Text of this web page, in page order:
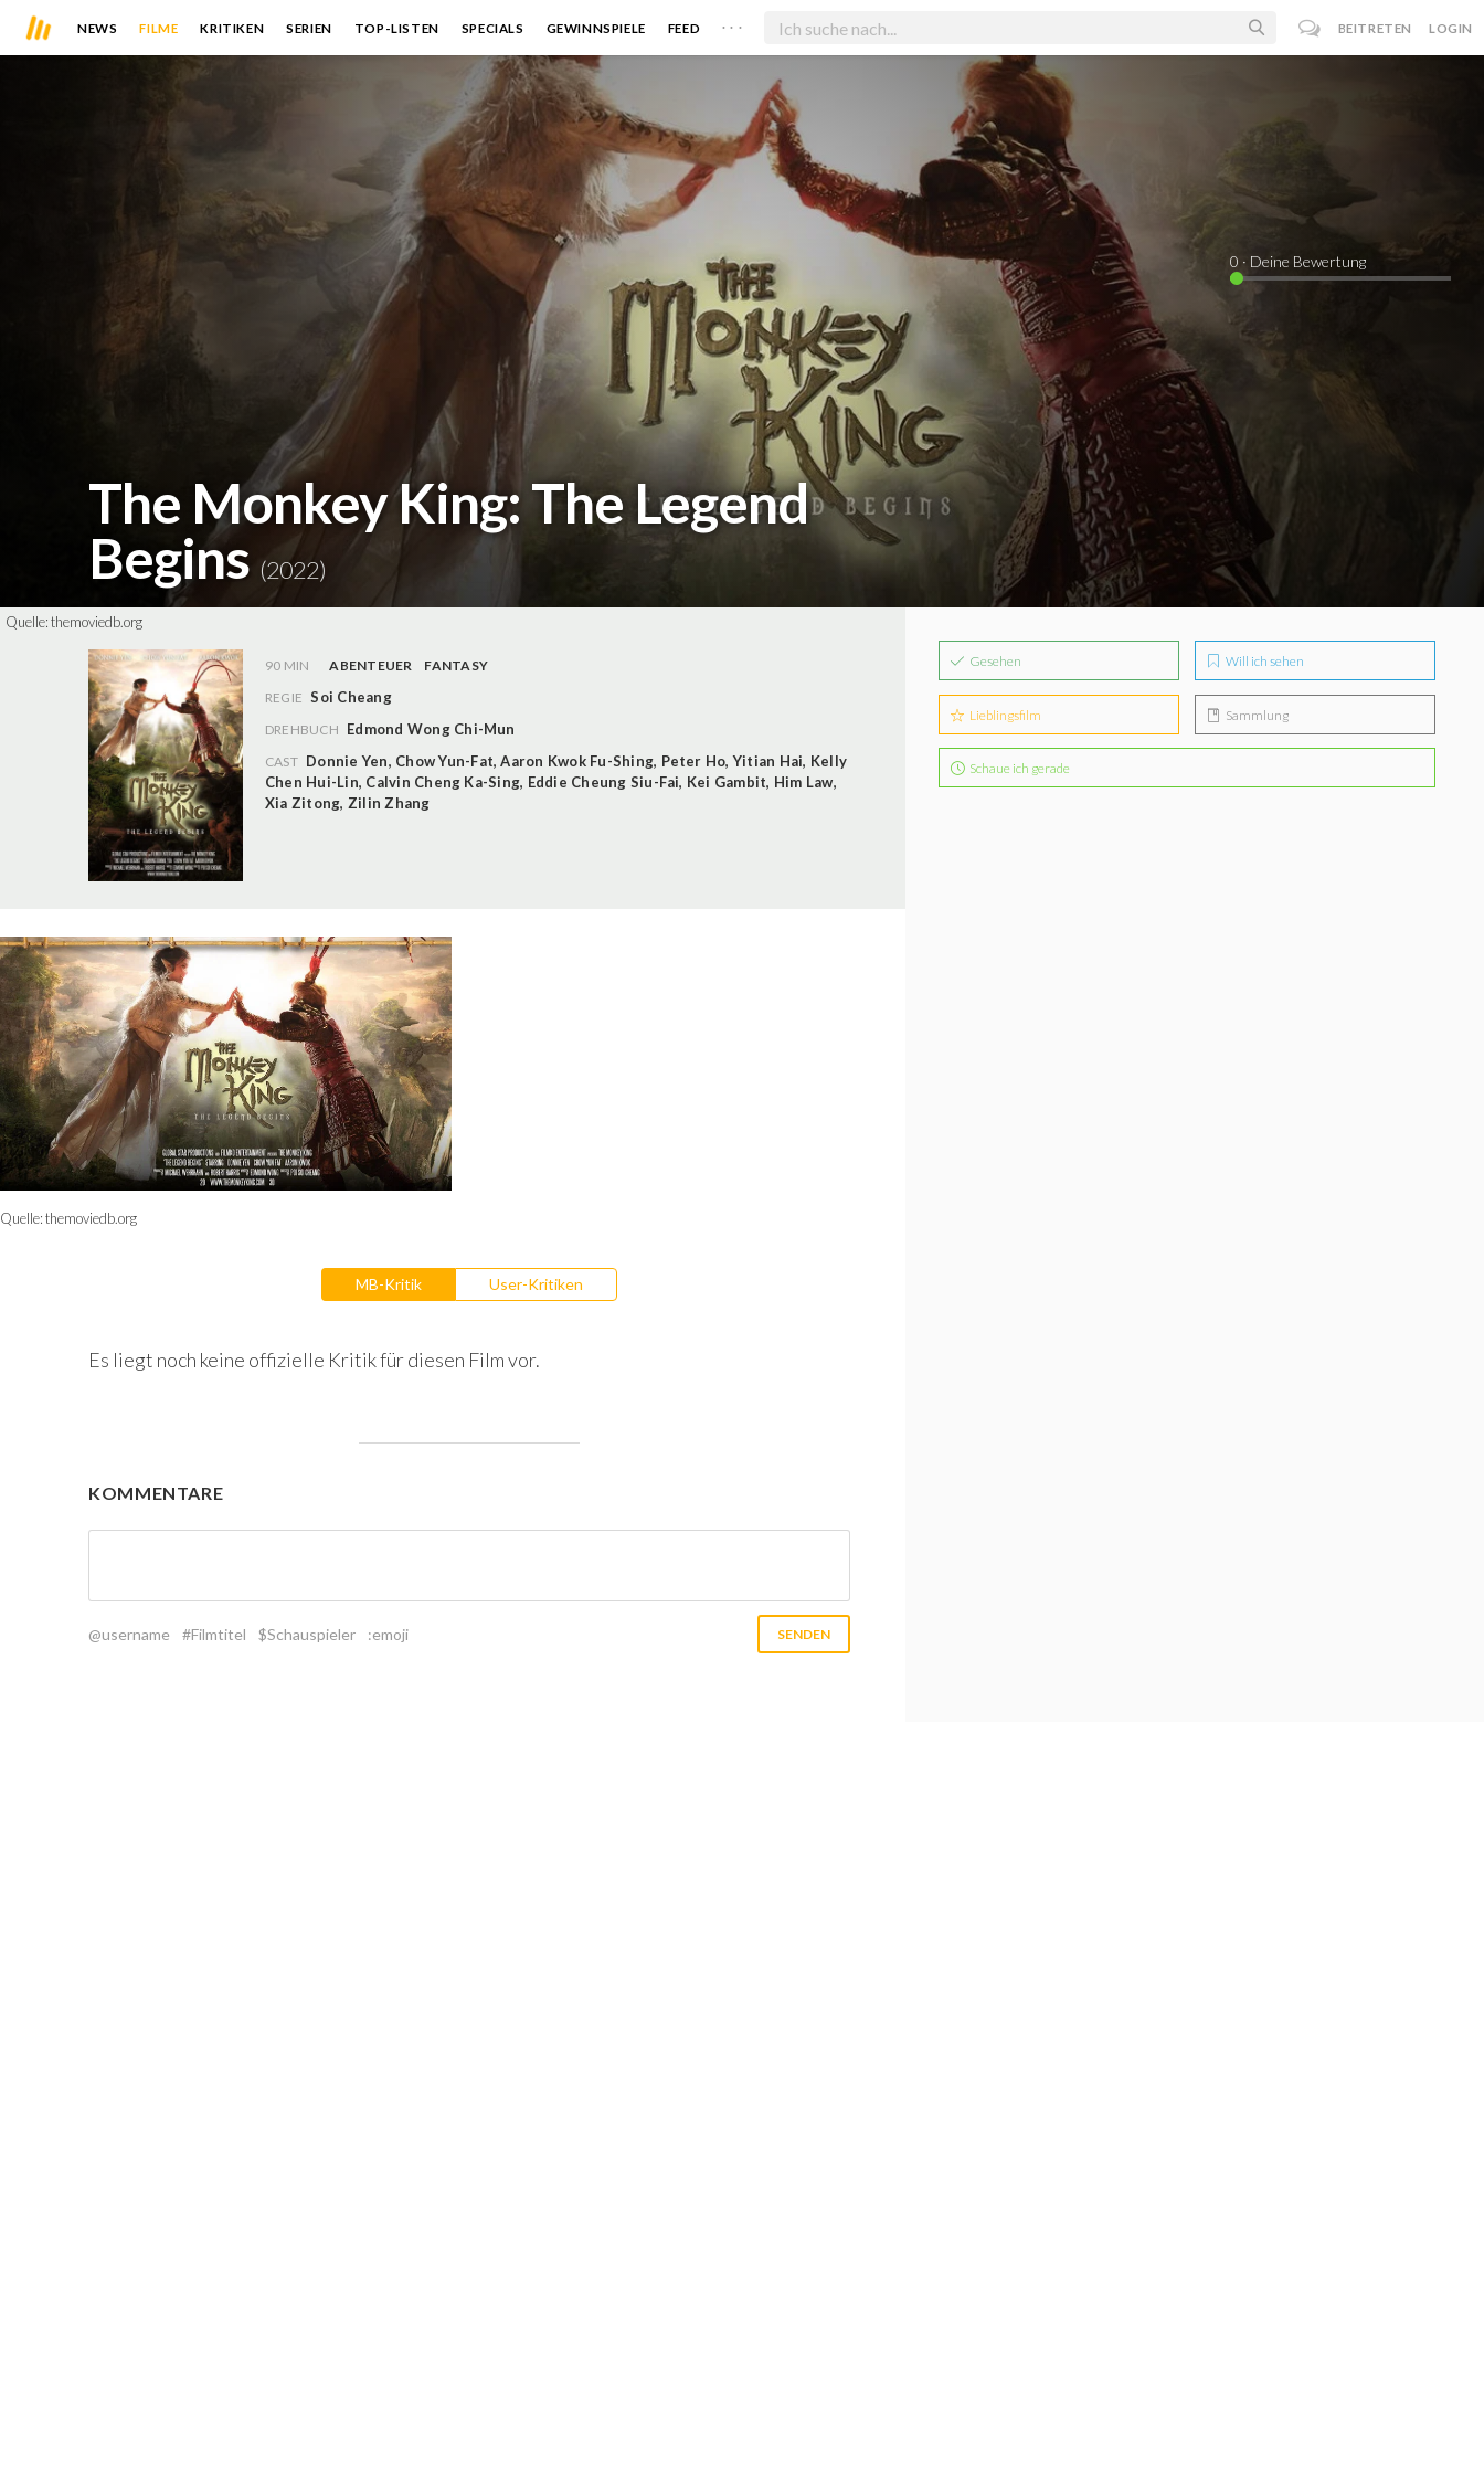
NEWS FILME KRITIKEN SERIEN TOP-LISTEN SPECIALS GEWINNSPIELE FEED . . . BEITRETEN LOGIN
The Monkey King: The Legend
Begins (2022)
0 · Deine Bewertung
Quelle:themoviedb.org
90 MIN ABENTEUER
FANTASY
REGIE Soi Cheang
DREHBUCH Edmond Wong Chi-Mun
CAST Donnie Yen, Chow Yun-Fat,Aaron Kwok Fu-Shing, Peter Ho,Yitian Hai, Kelly
Chen Hui-Lin, Calvin Cheng Ka-Sing, Eddie Cheung Siu-Fai, Kei Gambit, Him Law,
Xia Zitong, Zilin Zhang
Quelle:themoviedb.org
MB-Kritik User-Kritiken
Es liegt noch keine offizielle Kritik für diesen Film vor.
KOMMENTARE
@username #Filmtitel $Schauspieler :emoji
Gesehen Will ich sehen
Lieblingsfilm Sammlung
Schaue ich gerade